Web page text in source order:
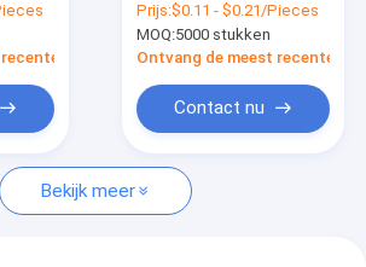
Flessen
Prijs
ontruimt de Flessen
van het
Glasdruppelbuisje
Prijs:$0.11 - $0.21/Pieces
MOQ:5000 stukken
Ontvang de meest recente
Contact nu
Bekijk meer